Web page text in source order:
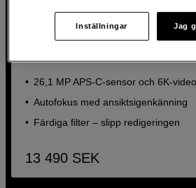
35MM OBJEKTIV FÖR 199 KR
Liten, lättanvänd systemkamera
26,1 MP APS-C-sensor och 6K-video
Autofokus med ansiktsigenkänning
Färdiga filter – slipp redigeringen
13 490 SEK
Inställningar Jag